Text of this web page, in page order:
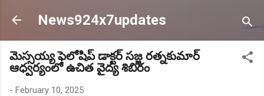
Skip to main content
News924x7updates
మెస్సయ్య ఫెలోషిప్ డాక్టర్ సజ్జ రత్నకుమార్
ఆధ్వర్యంలో ఉచిత వైద్య శిబిరం
- February 10, 2025